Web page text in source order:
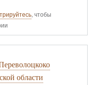
, чтобы
области